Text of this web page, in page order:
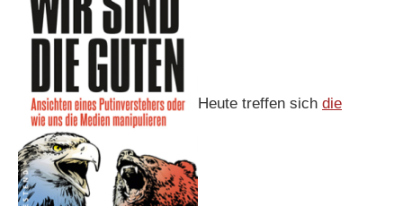
Heute treffen sich die